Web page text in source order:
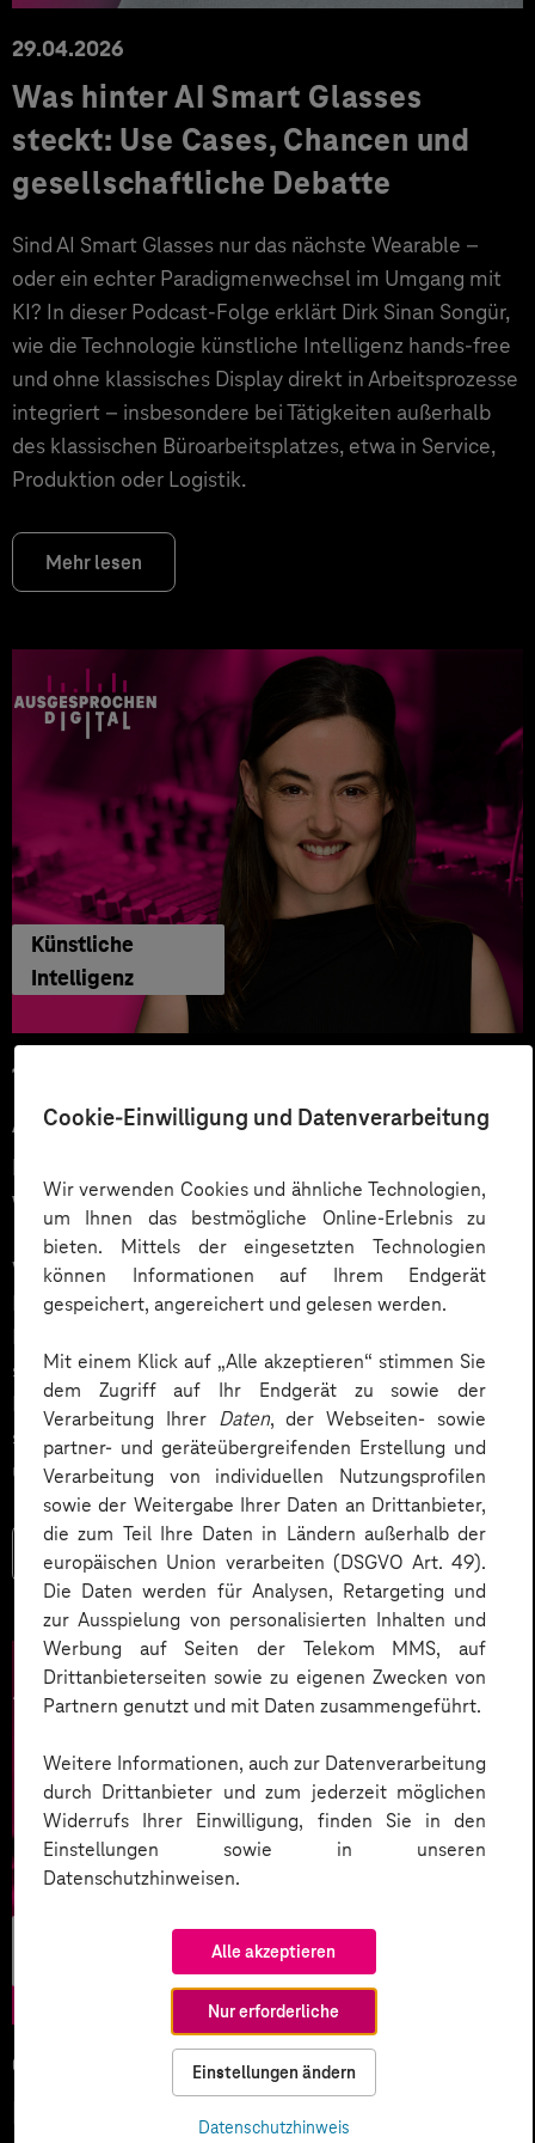
Cookie-Einwilligung und Datenverarbeitung
Wir verwenden Cookies und ähnliche Technologien,
um Ihnen das bestmögliche Online-Erlebnis zu
bieten. Mittels der eingesetzten Technologien
können Informationen auf Ihrem Endgerät
gespeichert, angereichert und gelesen werden.
Mit einem Klick auf „Alle akzeptieren“ stimmen Sie
dem Zugriff auf Ihr Endgerät zu sowie der
Verarbeitung Ihrer Daten, der Webseiten- sowie
partner- und geräteübergreifenden Erstellung und
Verarbeitung von individuellen Nutzungsprofilen
sowie der Weitergabe Ihrer Daten an Drittanbieter,
die zum Teil Ihre Daten in Ländern außerhalb der
europäischen Union verarbeiten (DSGVO Art. 49).
Die Daten werden für Analysen, Retargeting und
zur Ausspielung von personalisierten Inhalten und
Werbung auf Seiten der Telekom MMS, auf
Drittanbieterseiten sowie zu eigenen Zwecken von
Partnern genutzt und mit Daten zusammengeführt.
Weitere Informationen, auch zur Datenverarbeitung
durch Drittanbieter und zum jederzeit möglichen
Widerrufs Ihrer Einwilligung, finden Sie in den
Einstellungen sowie in unseren
Datenschutzhinweisen.
Alle akzeptieren
Nur erforderliche
Einstellungen ändern
Datenschutzhinweis
29.04.2026
Was hinter AI Smart Glasses
steckt: Use Cases, Chancen und
gesellschaftliche Debatte
Sind AI Smart Glasses nur das nächste Wearable –
oder ein echter Paradigmenwechsel im Umgang mit
KI? In dieser Podcast-Folge erklärt Dirk Sinan Songür,
wie die Technologie künstliche Intelligenz hands-free
und ohne klassisches Display direkt in Arbeitsprozesse
integriert – insbesondere bei Tätigkeiten außerhalb
des klassischen Büroarbeitsplatzes, etwa in Service,
Produktion oder Logistik.
Mehr lesen
Künstliche
Intelligenz
12.03.2026
Automatisiert gedacht,
menschlich gewünscht: Die
Wahrheit über KI im Kundendialog
Wie gelingt Conversational AI wirklich – jenseits von
Hype und „Magic Button“? Im Podcast erklärt Dr.
Laura Dreessen, warum erfolgreiche KI‑Dialogsysteme
strategische Beratung, gutes UX‑Design, klare
Prozesse und realistische Erwartungen brauchen. Ein
spannender Blick auf das Zusammenspiel von Mensch
und KI.
Mehr lesen
05.02.2026
KI-Wettlauf 2026: Innovationen,